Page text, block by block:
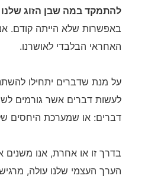
להתמקד במה שבן הזוג שלנו
באפשרות שלא הייתה קודם.
האחראי הבלבדי לאושרנו.
על מנת שדברים יתחילו
לעשות דברים אשר גורמים
דברים: או שמערכת היחסים
בדרך זו או אחרת, אנו
הערך העצמי שלנו עולה,